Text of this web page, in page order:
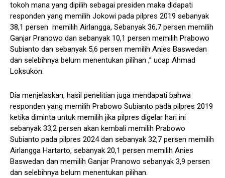
tokoh mana yang dipilih sebagai presiden maka didapati
responden yang memilih Jokowi pada pilpres 2019 sebanyak
38,1 persen memilih Airlangga, Sebanyak 36,7 persen memilih
Ganjar Pranowo dan sebanyak 10,1 persen memilih Prabowo
Subianto dan sebanyak 5,6 persen memilih Anies Baswedan
dan selebihnya belum menentukan pilihan ,” ucap Ahmad
Loksukon.
Dia menjelaskan, hasil penelitian juga mendapati bahwa
responden yang memilih Prabowo Subianto pada pilpres 2019
ketika diminta untuk memilih jika pilpres digelar hari ini
sebanyak 33,2 persen akan kembali memilih Prabowo
Subianto pada pilpres 2024 dan sebanyak 32,7 persen memilih
Airlangga Hartarto, sebanyak 20,1 persen memilih Anies
Baswedan dan memilih Ganjar Pranowo sebanyak 3,9 persen
dan selebihnya belum menentukan pilihan.